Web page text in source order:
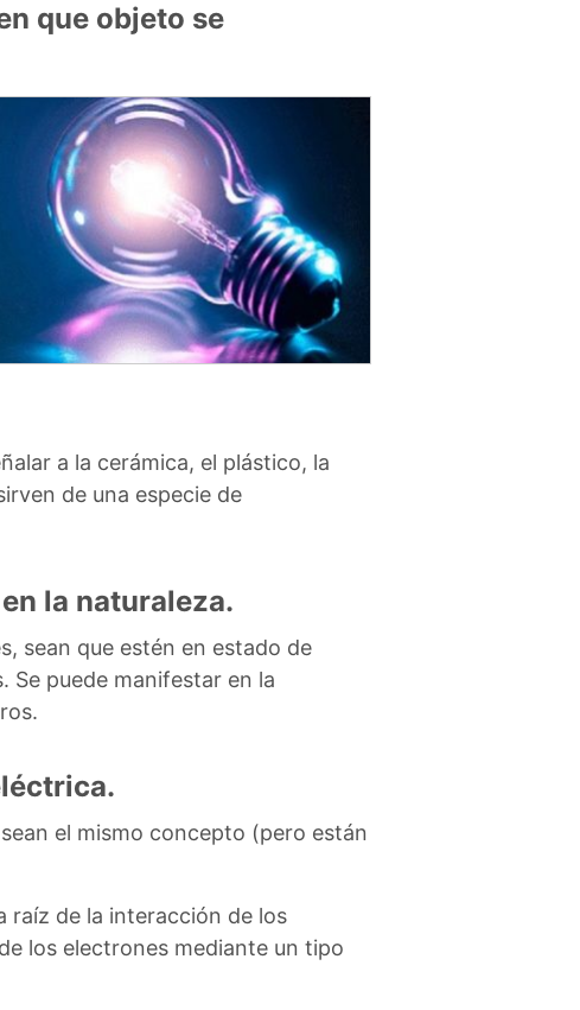
que objeto se
a la cerámica, el plástico, la
de una especie de
la naturaleza.
sean que estén en estado de
Se puede manifestar en la
el mismo concepto (pero están
raíz de la interacción de los
los electrones mediante un tipo